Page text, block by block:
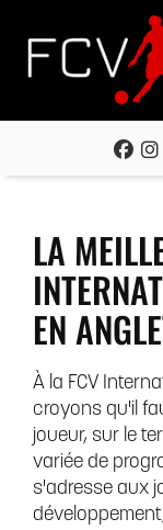
LA
EN
À la FCV
croyons qu'il
joueur, sur le
variée de
s'adresse aux